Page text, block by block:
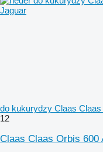
do kukurydzy Claas
12
Claas Claas Orbis 600